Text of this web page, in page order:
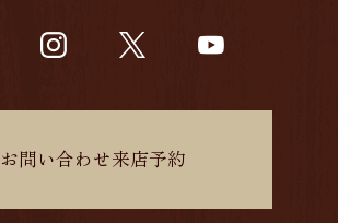
お問い合わせ来店予約